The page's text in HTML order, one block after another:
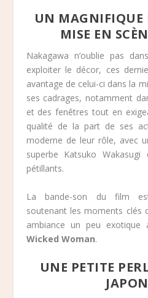
UN MAGNIFIQUE
MISE EN
Nakagawa n’oublie pas
exploiter le décor, ces
avantage de celui-ci dans la
ses cadrages, notamment
et des fenêtres tout en
qualité de la part de ses
moderne de leur rôle, avec
superbe Katsuko
pétillants.
La bande-son du film
soutenant les moments clés
ambiance un peu
Wicked Woman.
UNE PETITE